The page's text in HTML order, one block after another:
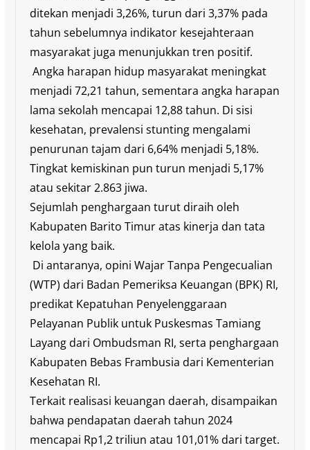
ditekan menjadi 3,26%, turun dari 3,37% pada
tahun sebelumnya indikator kesejahteraan
masyarakat juga menunjukkan tren positif.
Angka harapan hidup masyarakat meningkat
menjadi 72,21 tahun, sementara angka harapan
lama sekolah mencapai 12,88 tahun. Di sisi
kesehatan, prevalensi stunting mengalami
penurunan tajam dari 6,64% menjadi 5,18%.
Tingkat kemiskinan pun turun menjadi 5,17%
atau sekitar 2.863 jiwa.
Sejumlah penghargaan turut diraih oleh
Kabupaten Barito Timur atas kinerja dan tata
kelola yang baik.
Di antaranya, opini Wajar Tanpa Pengecualian
(WTP) dari Badan Pemeriksa Keuangan (BPK) RI,
predikat Kepatuhan Penyelenggaraan
Pelayanan Publik untuk Puskesmas Tamiang
Layang dari Ombudsman RI, serta penghargaan
Kabupaten Bebas Frambusia dari Kementerian
Kesehatan RI.
Terkait realisasi keuangan daerah, disampaikan
bahwa pendapatan daerah tahun 2024
mencapai Rp1,2 triliun atau 101,01% dari target.